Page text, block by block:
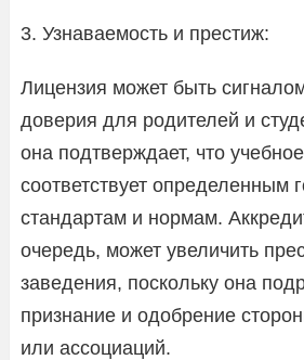
3. Узнаваемость и престиж:
Лицензия может быть
доверия для родителей и
она подтверждает, что
соответствует определенным
стандартам и нормам.
очередь, может увеличить
заведения, поскольку она
признание и одобрение
или ассоциаций.